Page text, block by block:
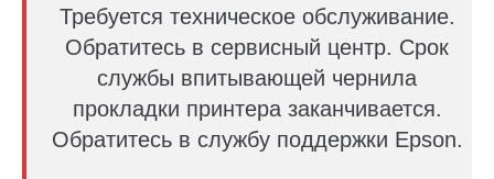
Требуется техническое обслуживание.
Обратитесь в сервисный центр. Срок
службы впитывающей чернила
прокладки принтера заканчивается.
Обратитесь в службу поддержки Epson.